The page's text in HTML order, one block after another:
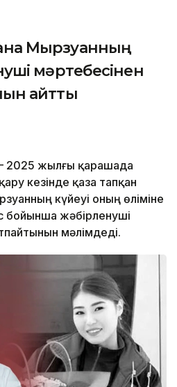
Мырзуанның
мәртебесінен
айтты
2025 жылғы қарашада
кезінде қаза тапқан
күйеуі оның өліміне
бойынша жәбірленуші
мәлімдеді.